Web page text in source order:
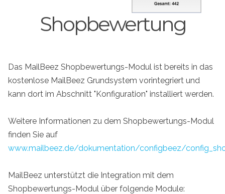
Shopbewertung
Das MailBeez Shopbewertungs-Modul ist bereits in das
kostenlose MailBeez Grundsystem vorintegriert und
kann dort im Abschnitt "Konfiguration" installiert werden.
Weitere Informationen zu dem Shopbewertungs-Modul
finden Sie auf
www.mailbeez.de/dokumentation/configbeez/
MailBeez unterstützt die Integration mit dem
Shopbewertungs-Modul über folgende Module: